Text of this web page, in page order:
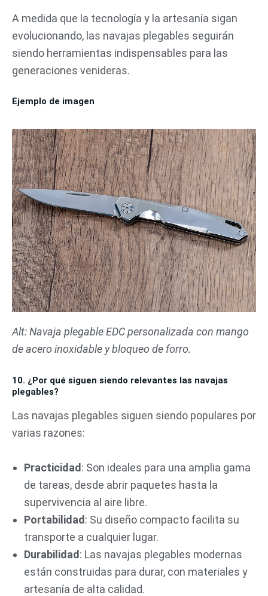
A medida que la tecnología y la artesanía sigan
evolucionando, las navajas plegables seguirán
siendo herramientas indispensables para las
generaciones venideras.
Ejemplo de imagen
Alt: Navaja plegable EDC personalizada con mango
de acero inoxidable y bloqueo de forro.
10. ¿Por qué siguen siendo relevantes las navajas
plegables?
Las navajas plegables siguen siendo populares por
varias razones:
Practicidad: Son ideales para una amplia gama
de tareas, desde abrir paquetes hasta la
supervivencia al aire libre.
Portabilidad: Su diseño compacto facilita su
transporte a cualquier lugar.
Durabilidad: Las navajas plegables modernas
están construidas para durar, con materiales y
artesanía de alta calidad.